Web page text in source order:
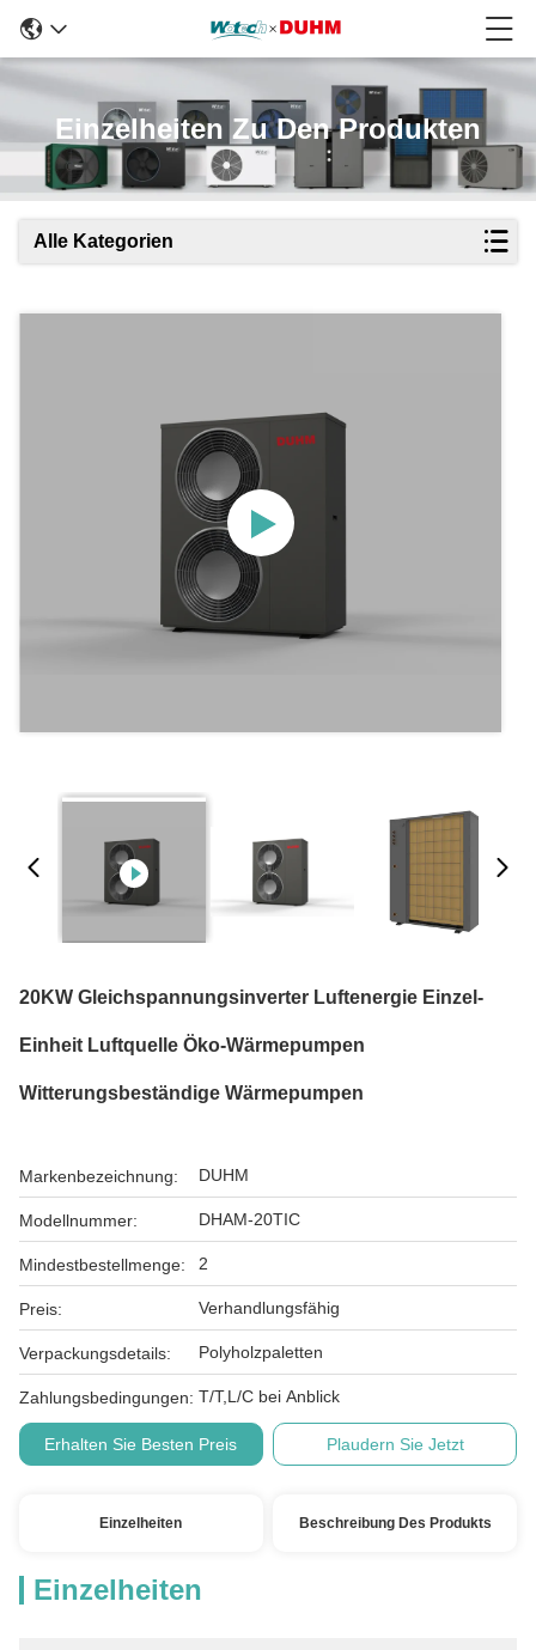
Einzelheiten Zu Den Produkten
Alle Kategorien
20KW Gleichspannungsinverter Luftenergie Einzel-
Einheit Luftquelle Öko-Wärmepumpen
Witterungsbeständige Wärmepumpen
Markenbezeichnung: DUHM
Modellnummer: DHAM-20TIC
Mindestbestellmenge: 2
Preis: Verhandlungsfähig
Verpackungsdetails: Polyholzpaletten
Zahlungsbedingungen: T/T,L/C bei Anblick
Erhalten Sie Besten Preis Plaudern Sie Jetzt
Einzelheiten Beschreibung Des Produkts
Einzelheiten